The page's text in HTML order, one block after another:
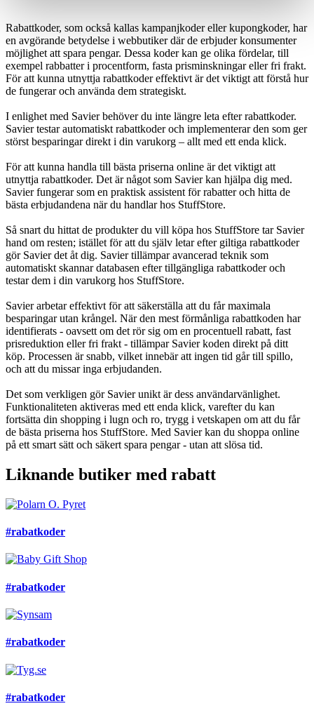
Rabattkoder, som också kallas kampanjkoder eller kupongkoder, har
en avgörande betydelse i webbutiker där de erbjuder konsumenter
möjlighet att spara pengar. Dessa koder kan ge olika fördelar, till
exempel rabbatter i procentform, fasta prisminskningar eller fri frakt.
För att kunna utnyttja rabattkoder effektivt är det viktigt att förstå hur
de fungerar och använda dem strategiskt.
I enlighet med Savier behöver du inte längre leta efter rabattkoder.
Savier testar automatiskt rabattkoder och implementerar den som ger
störst besparingar direkt i din varukorg – allt med ett enda klick.
För att kunna handla till bästa priserna online är det viktigt att
utnyttja rabattkoder. Det är något som Savier kan hjälpa dig med.
Savier fungerar som en praktisk assistent för rabatter och hitta de
bästa erbjudandena när du handlar hos StuffStore.
Så snart du hittat de produkter du vill köpa hos StuffStore tar Savier
hand om resten; istället för att du själv letar efter giltiga rabattkoder
gör Savier det åt dig. Savier tillämpar avancerad teknik som
automatiskt skannar databasen efter tillgängliga rabattkoder och
testar dem i din varukorg hos StuffStore.
Savier arbetar effektivt för att säkerställa att du får maximala
besparingar utan krångel. När den mest förmånliga rabattkoden har
identifierats - oavsett om det rör sig om en procentuell rabatt, fast
prisreduktion eller fri frakt - tillämpar Savier koden direkt på ditt
köp. Processen är snabb, vilket innebär att ingen tid går till spillo,
och att du missar inga erbjudanden.
Det som verkligen gör Savier unikt är dess användarvänlighet.
Funktionaliteten aktiveras med ett enda klick, varefter du kan
fortsätta din shopping i lugn och ro, trygg i vetskapen om att du får
de bästa priserna hos StuffStore. Med Savier kan du shoppa online
på ett smart sätt och säkert spara pengar - utan att slösa tid.
Liknande butiker med rabatt
#rabatkoder
#rabatkoder
#rabatkoder
#rabatkoder